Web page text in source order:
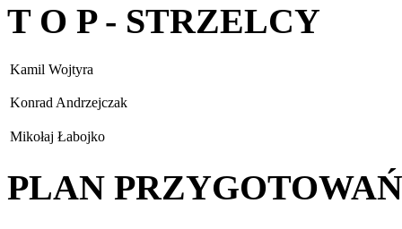
T O P - STRZELCY
Kamil Wojtyra
Konrad Andrzejczak
Mikołaj Łabojko
PLAN PRZYGOTOWAŃ